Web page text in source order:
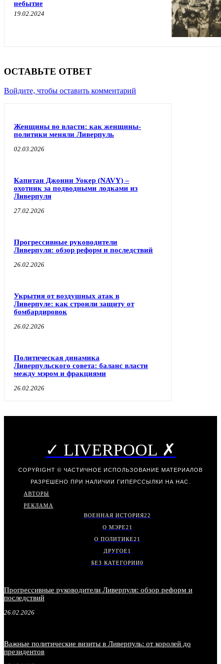
небытие
19.02.2024
ОСТАВЬТЕ ОТВЕТ
Войдите, чтобы оставить комментарий
Женщины во власти: как женщины-
политики меняли Ливерпуль
02.03.2026
Капитан Джонни Уокер (NAVY) –
охотник за подводными лодками из
Ливерпуля
27.02.2026
Прогрессивные руководители
Ливерпуля: обзор реформ и последствий
26.02.2026
Укрытия от воздушных атак в
Ливерпуле: как строили защиту от
бомбардировок
26.02.2026
Политическая динамика
Ливерпульского совета: баланс власти
между мэром и фракциями
26.02.2026
✓ LIVERPOOL ✗
COPYRIGHT © ЧАСТИЧНОЕ ИСПОЛЬЗОВАНИЕ МАТЕРИАЛОВ
РАЗРЕШЕНО ПРИ НАЛИЧИИ ГИПЕРССЫЛКИ НА НАС.
АВТОРЫ
РЕКЛАМА
ВОЕННАЯ ИСТОРИЯ22
О МЭРЕ21
О ПОЛИТИКЕ21
ДРУГОЕ1
БЕЗ КАТЕГОРИИ0
Прогрессивные руководители Ливерпуля: обзор реформ и
последствий
26.02.2026
Важные политические визиты в Ливерпуль: от королей до
президентов